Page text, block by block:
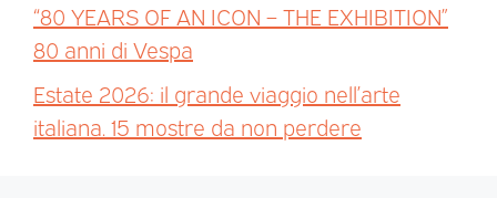
“80 YEARS OF AN ICON – THE EXHIBITION”
80 anni di Vespa
Estate 2026: il grande viaggio nell’arte
italiana. 15 mostre da non perdere